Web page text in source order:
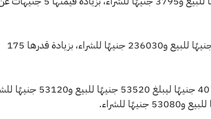
كما ارتفع سعر الاونصة ليسجل 237810 جنيهًا للبيع و236030 جنيهًا للشراء، بزيادة قدرها 175
كما شهد سعر الجنيه الذهب ارتفاعًا بقيمة 40 جنيهًا ليبلغ 53520